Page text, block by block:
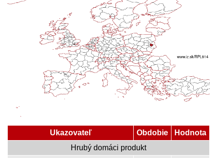
Ukazovateľ Obdobie
Hodnota
Hrubý domáci produkt